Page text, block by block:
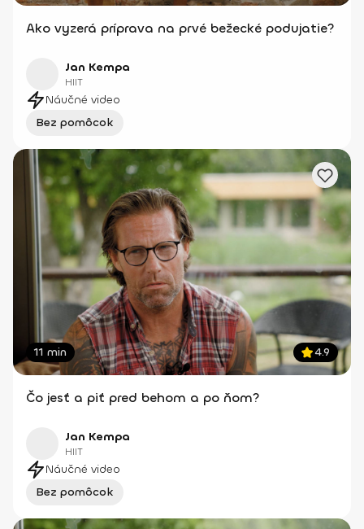
Ako vyzerá príprava na prvé bežecké podujatie?
Jan Kempa
HIIT
Náučné video
Bez pomôcok
11 min 4.9
Čo jesť a piť pred behom a po ňom?
Jan Kempa
HIIT
Náučné video
Bez pomôcok